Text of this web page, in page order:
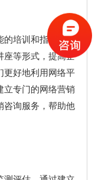
的培训和指导。通
座等形式，提高企
更好地利用网络平
立专门的网络营销
咨询服务，帮助他